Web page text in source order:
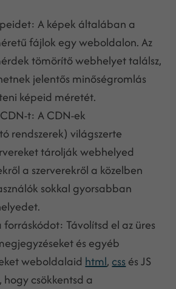
A képek általában a
fájlok egy weboldalon. Az
tömörítő webhelyet találsz,
jelentős minőségromlás
képeid méretét.
t: A CDN-ek
rendszerek) világszerte
tárolják webhelyed
a szerverekről a közelben
sokkal gyorsabban
forráskódot: Távolítsd el az üres
és egyéb
weboldalaid html, css és JS
csökkentsd a